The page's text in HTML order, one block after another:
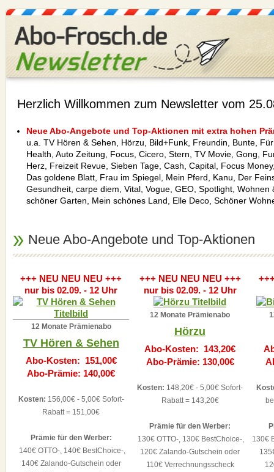
Herzlich Willkommen zum Newsletter vom
Neue Abo-Angebote und Top-Aktionen mit extra hohen
u.a. TV Hören & Sehen, Hörzu, Bild+Funk, Freundin, Bunte,
Health, Auto Zeitung, Focus, Cicero, Stern, TV Movie, Gong,
Herz, Freizeit Revue, Sieben Tage, Cash, Capital, Focus
Das goldene Blatt, Frau im Spiegel, Mein Pferd, Kanu, Der
Gesundheit, carpe diem, Vital, Vogue, GEO, Spotlight, Wohnen
schöner Garten, Mein schönes Land, Elle Deco, Schöner
Neue Abo-Angebote und Top-Aktionen
+++ NEU NEU NEU +++
nur bis 02.09. - 12 Uhr
12 Monate Prämienabo
TV Hören & Sehen
Abo-Kosten: 151,00€
Abo-Prämie: 140,00€
Kosten: 156,00€ - 5,00€ Sofort-
Rabatt = 151,00€
Prämie für den Werber:
140€ OTTO-, 140€ BestChoice-,
140€ Zalando-Gutschein oder
+++ NEU NEU NEU +++
nur bis 02.09. - 12 Uhr
12 Monate Prämienabo
Hörzu
Abo-Kosten: 143,20€
Abo-Prämie: 130,00€
Kosten: 148,20€ - 5,00€ Sofort-
Rabatt = 143,20€
Prämie für den Werber:
130€ OTTO-, 130€ BestChoice-,
120€ Zalando-Gutschein oder
110€ Verrechnungsscheck
130€